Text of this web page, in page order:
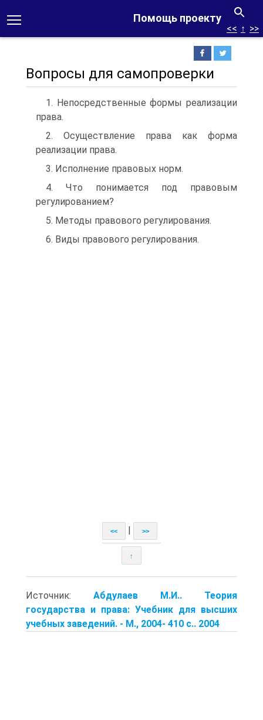
Помощь проекту
<< ↑ >>
Вопросы для самопроверки
1. Непосредственные формы реализации
права.
2. Осуществление права как форма
реализации права.
3. Исполнение правовых норм.
4. Что понимается под правовым
регулированием?
5. Методы правового регулирования.
6. Виды правового регулирования.
<< >>
↑
Источник: Абдулаев М.И.. Теория
государства и права: Учебник для высших
учебных заведений. - М., 2004- 410 с.. 2004